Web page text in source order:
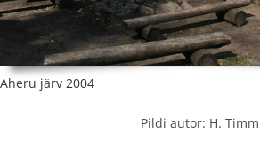
Aheru järv 2004
Pildi autor: H. Timm